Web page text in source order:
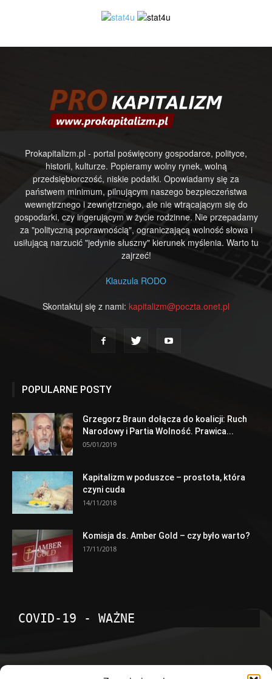
Prokapitalizm.pl - portal poświęcony gospodarce, polityce,
historii, kulturze. Popieramy wolny rynek, wolną
przedsiębiorczość, niskie podatki. Opowiadamy się za
państwem minimum, pilnującym naszego bezpieczeństwa
wewnętrznego i zewnętrznego, ale nie wtrącającym się do
gospodarki, czy ingerującym w życie rodzinne. Nie przepadamy
za "polityczną poprawnością", ograniczającą wolność słowa i
usiłującą narzucić "jedynie słuszny" kierunek myślenia. Warto tu
zajrzeć!
Klauzula RODO
Skontaktuj się z nami: kapitalizm@poczta.onet.pl
POPULARNE POSTY
Grzegorz Braun dołącza do koalicji: Ruch
Narodowy i Partia Wolność. Prawica...
05/01/2019
Kapitalizm w poduszce – prostota, która
czyni cuda
14/11/2018
Komisja ds. Amber Gold – czy było warto?
17/11/2018
COVID-19 - WAŻNE